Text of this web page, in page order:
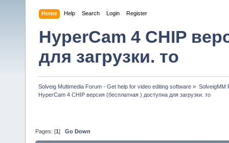
Home Help Search Login Register
HyperCam 4 CHIP
для загрузки. то
Solveig Multimedia Forum - Get help for video editing software » SolveigMM
HyperCam 4 CHIP версия (бесплатная ) доступна для загрузки. то
Pages: [1 ] Go Down